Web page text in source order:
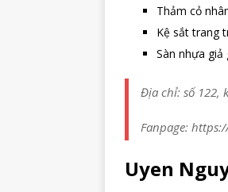
Thảm cỏ
Kệ sắt trang
Sàn nhựa giả
Địa chỉ: số 122,
Fanpage:
Uyen